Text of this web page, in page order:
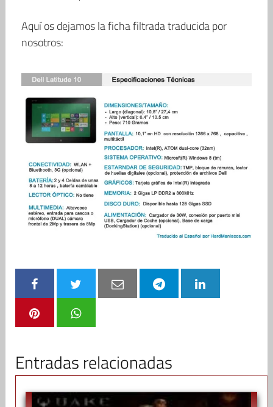
Aquí os dejamos la ficha filtrada traducida por
nosotros:
Entradas relacionadas